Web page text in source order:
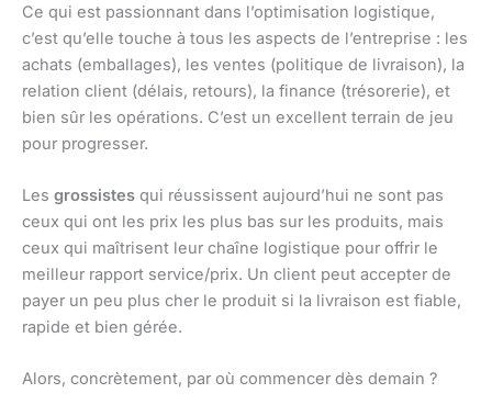
Ce qui est passionnant dans l’optimisation logistique,
c’est qu’elle touche à tous les aspects de l’entreprise : les
achats (emballages), les ventes (politique de livraison), la
relation client (délais, retours), la finance (trésorerie), et
bien sûr les opérations. C’est un excellent terrain de jeu
pour progresser.
Les grossistes qui réussissent aujourd’hui ne sont pas
ceux qui ont les prix les plus bas sur les produits, mais
ceux qui maîtrisent leur chaîne logistique pour offrir le
meilleur rapport service/prix. Un client peut accepter de
payer un peu plus cher le produit si la livraison est fiable,
rapide et bien gérée.
Alors, concrètement, par où commencer dès demain ?